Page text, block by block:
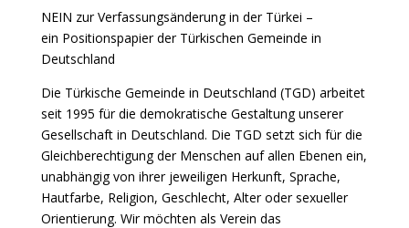
NEIN zur Verfassungsänderung in der Türkei –
ein Positionspapier der Türkischen Gemeinde in
Deutschland
Die Türkische Gemeinde in Deutschland (TGD) arbeitet
seit 1995 für die demokratische Gestaltung unserer
Gesellschaft in Deutschland. Die TGD setzt sich für die
Gleichberechtigung der Menschen auf allen Ebenen ein,
unabhängig von ihrer jeweiligen Herkunft, Sprache,
Hautfarbe, Religion, Geschlecht, Alter oder sexueller
Orientierung. Wir möchten als Verein das